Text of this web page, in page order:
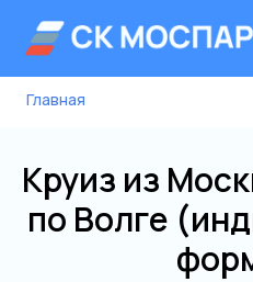
Главная
Круиз из
по Волге